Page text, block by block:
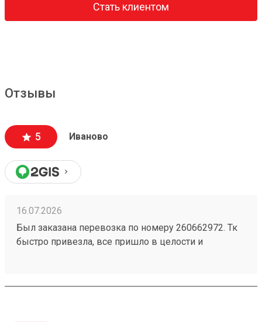
Стать клиентом
Отзывы
5 Иваново
16.07.2026
Был заказана перевозка по номеру 260662972. Тк
быстро привезла, все пришло в целости и
только этой транспортной компанией.